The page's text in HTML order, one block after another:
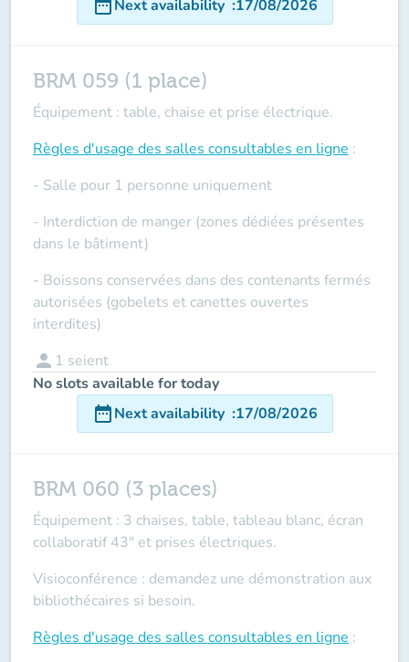
date_rangeNext availability :17/08/2026
BRM 059 (1 place)
Équipement : table, chaise et prise électrique.
Règles d'usage des salles consultables en ligne :
- Salle pour 1 personne uniquement
- Interdiction de manger (zones dédiées présentes
dans le bâtiment)
- Boissons conservées dans des contenants fermés
autorisées (gobelets et canettes ouvertes
interdites)
person 1 seient
No slots available for today
date_rangeNext availability :17/08/2026
BRM 060 (3 places)
Équipement : 3 chaises, table, tableau blanc, écran
collaboratif 43" et prises électriques.
Visioconférence : demandez une démonstration aux
bibliothécaires si besoin.
Règles d'usage des salles consultables en ligne :